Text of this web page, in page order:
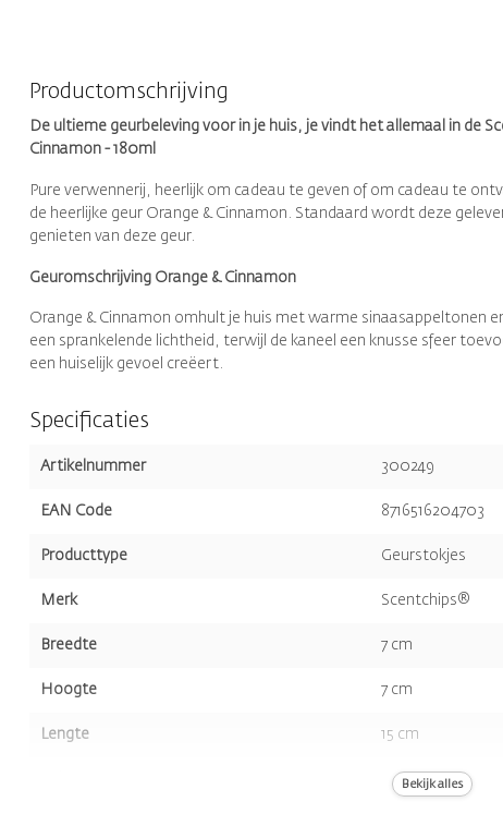
Productomschrijving
De ultieme geurbeleving voor in je huis, je vindt het allemaal in de
Cinnamon - 180ml
Pure verwennerij, heerlijk om cadeau te geven of om cadeau te
de heerlijke geur Orange & Cinnamon. Standaard wordt deze
genieten van deze geur.
Geuromschrijving Orange & Cinnamon
Orange & Cinnamon omhult je huis met warme sinaasappeltonen
een sprankelende lichtheid, terwijl de kaneel een knusse sfeer
een huiselijk gevoel creëert.
Specificaties
Artikelnummer 300249
EAN Code 8716516204703
Producttype Geurstokjes
Merk Scentchips®
Breedte 7 cm
Hoogte 7 cm
Lengte 15 cm
8st.Bekijk alles